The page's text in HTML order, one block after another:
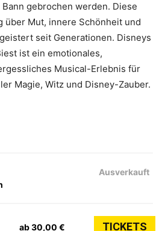
gebrochen werden. Diese
über Mut, innere Schönheit und
seit Generationen. Disneys
ist ein emotionales,
Musical-Erlebnis für
Magie, Witz und Disney-Zauber.
Ausverkauft
ab 30,00 € TICKETS